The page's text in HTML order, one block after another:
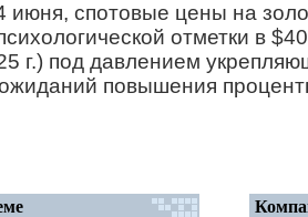
июня, спотовые цены на
отметки в
г.) под давлением
повышения